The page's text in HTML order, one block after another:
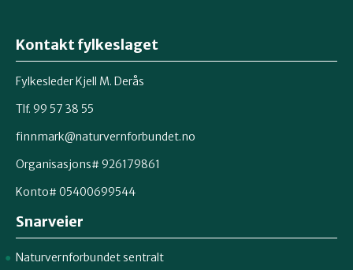
Kontakt fylkeslaget
Fylkesleder Kjell M. Derås
Tlf. 99 57 38 55
finnmark@naturvernforbundet.no
Organisasjons# 926179861
Konto# 05400699544
Snarveier
Naturvernforbundet sentralt